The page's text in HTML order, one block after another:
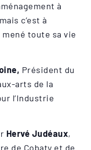
à
c’est à
mené toute sa vie
Président du
arts de la
l’Industrie
Hervé Judéaux,
de Cobaty et de